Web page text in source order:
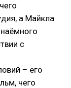
а Майкла
с
– его
чего